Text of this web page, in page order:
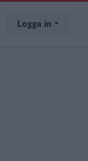
Logga in